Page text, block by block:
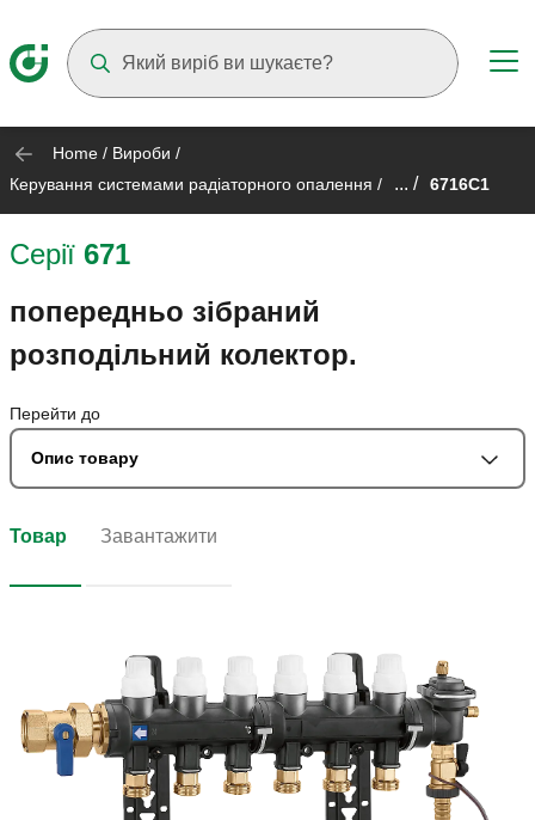
Home / Вироби /
Керування системами радіаторного опалення / ... / 6716C1
Серії 671
попередньо зібраний
розподільний колектор.
Перейти до
Опис товару
Товар Завантажити